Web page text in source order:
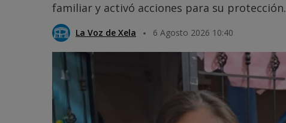
familiar y activó acciones para su protección.
La Voz de Xela 6 Agosto 2026 10:40